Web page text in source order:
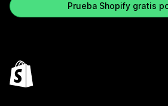
Prueba Shopify gratis